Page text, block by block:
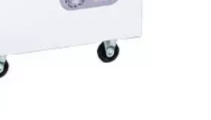
khi vỡ sẽ tạo thành những hạt